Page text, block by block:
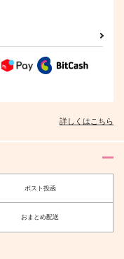
詳しくはこちら
ポスト投函
おまとめ配送